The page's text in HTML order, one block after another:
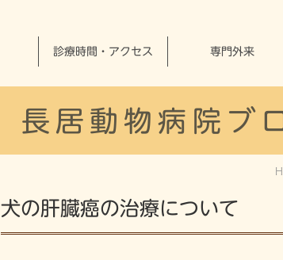
診療時間・アクセス 専門外来
長居動物病院ブ
犬の肝臓癌の治療について